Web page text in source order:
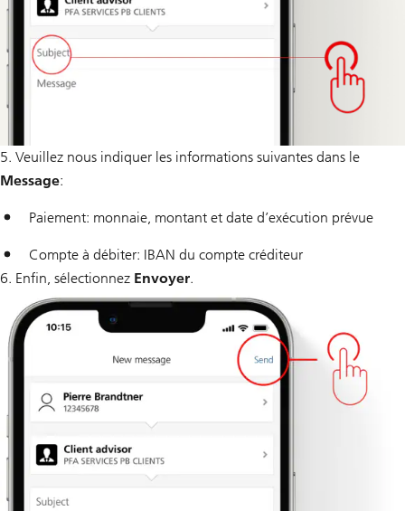
5. Veuillez nous indiquer les informations suivantes dans le
Message:
Paiement: monnaie, montant et date d’exécution prévue
Compte à débiter: IBAN du compte créditeur
6. Enfin, sélectionnez Envoyer.